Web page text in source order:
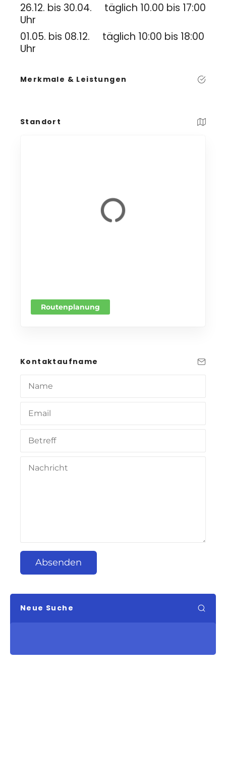
26.12. bis 30.04. täglich 10.00 bis 17:00
Uhr
01.05. bis 08.12. täglich 10:00 bis 18:00
Uhr
Merkmale & Leistungen
Standort
Routenplanung
Kontaktaufname
Absenden
Neue Suche